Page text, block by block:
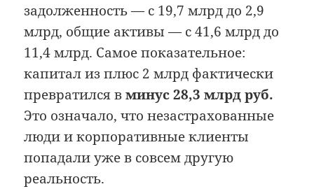
задолженность — с 19,7 млрд до 2,9
млрд, общие активы — с 41,6 млрд до
11,4 млрд. Самое показательное:
капитал из плюс 2 млрд фактически
превратился вминус 28,3 млрд руб.
Это означало, что незастрахованные
люди и корпоративные клиенты
попадали уже в совсем другую
реальность.